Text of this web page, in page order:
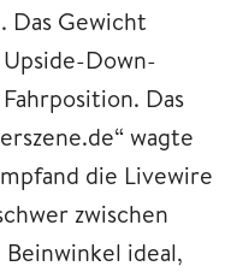
Das Gewicht
Down-
Das
wagte
die Livewire
zwischen
ideal,